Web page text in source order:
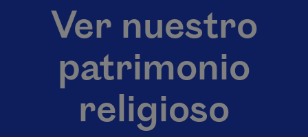
Ver nuestro
patrimonio
religioso